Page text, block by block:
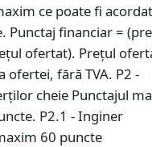
ce poate fi
Punctaj financiar =
ofertat). Prețul
ofertei, fără TVA. P2 -
cheie Punctajul
P2.1 - Inginer
60 puncte